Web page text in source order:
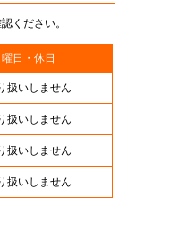
ください。
曜日・休日
扱いしません
扱いしません
扱いしません
扱いしません